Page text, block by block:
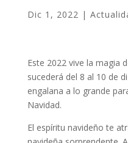
Dic 1, 2022 |
Este 2022 vive la magia
sucederá del 8 al 10 de
engalana a lo grande
Navidad.
El espíritu navideño te